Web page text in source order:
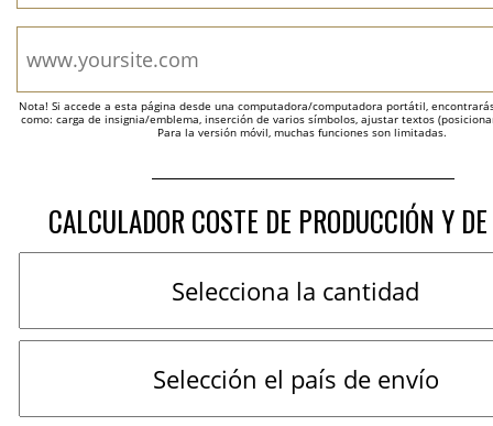
Nota! Si accede a esta página desde una computadora/computadora portátil,
como: carga de insignia/emblema, inserción de varios símbolos, ajustar textos
Para la versión móvil, muchas funciones son limitadas.
CALCULADOR COSTE DE PRODUCCIÓN Y